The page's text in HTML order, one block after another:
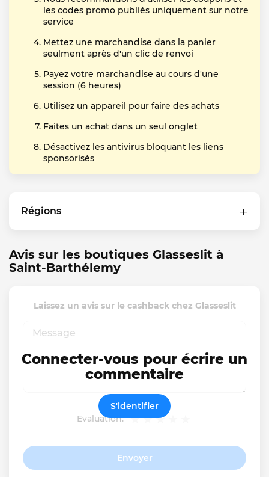
les codes promo publiés uniquement sur notre
service
Mettez une marchandise dans la panier
seulment après d'un clic de renvoi
Payez votre marchandise au cours d'une
session (6 heures)
Utilisez un appareil pour faire des achats
Faites un achat dans un seul onglet
Désactivez les antivirus bloquant les liens
sponsorisés
Régions
Avis sur les boutiques Glasseslit à
Saint-Barthélemy
Laissez un avis sur le cashback chez Glasseslit
Evaluation:
Envoyer
Connecter-vous pour écrire un
commentaire
S'identifier